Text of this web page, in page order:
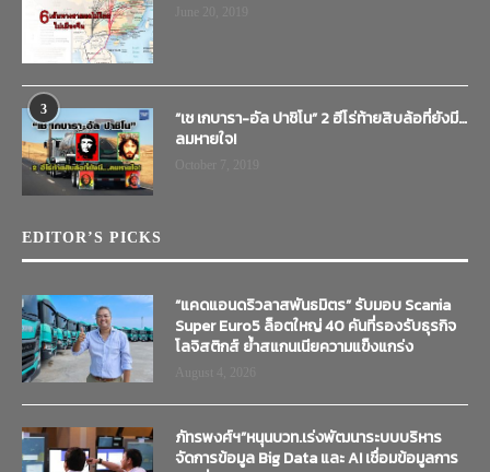
3
“เช เกบารา-อัล ปาชิโน” 2 ฮีโร่ท้ายสิบล้อที่ยังมี…
ลมหายใจ!
EDITOR’S PICKS
“แคดแอนดริวลาสพันธมิตร” รับมอบ Scania
Super Euro5 ล็อตใหญ่ 40 คันที่รองรับธุรกิจ
โลจิสติกส์ ย้ำสแกนเนียความแข็งแกร่ง
ภัทรพงศ์ฯ”หนุนบวท.เร่งพัฒนาระบบบริหาร
จัดการข้อมูล Big Data และ AI เชื่อมข้อมูลการ